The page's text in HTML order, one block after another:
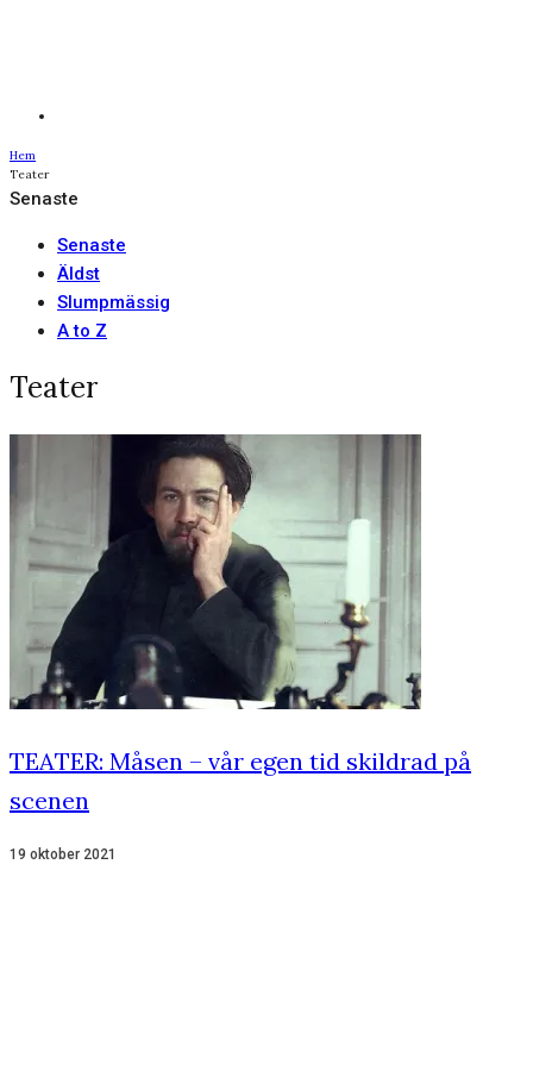
Hem
Teater
Senaste
Senaste
Äldst
Slumpmässig
A to Z
Teater
TEATER: Måsen – vår egen tid skildrad på
scenen
19 oktober 2021